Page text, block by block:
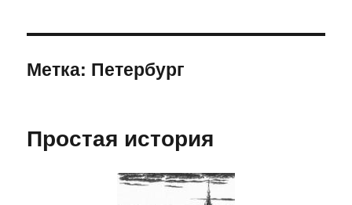
Метка: Петербург
Простая история